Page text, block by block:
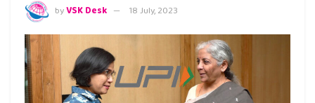
byVSK Desk 18 July, 2023